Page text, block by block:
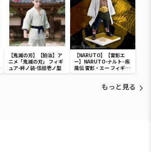
【鬼滅の刃】【狛治】ア
ニメ「鬼滅の刃」 フィギ
ュア-絆ノ装-伍拾壱ノ型
【NARUTO】【雷影エ
ー】NARUTO-ナルト- 疾
風伝 雷影・エー フィギュ
ア～五影集結…!!～
もっと見る